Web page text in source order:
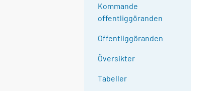
Kommande
offentliggöranden
Offentliggöranden
Översikter
Tabeller